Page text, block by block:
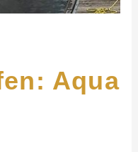
Aqua